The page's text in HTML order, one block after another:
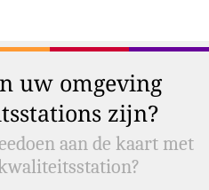
uw omgeving
zijn?
aan de kaart met